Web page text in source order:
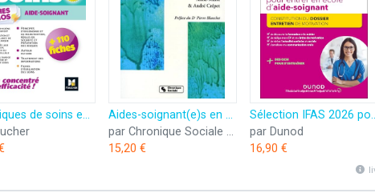
Techniques de soins en fiches mémos - DEAS Diplôme d'Etat Aide-Soignant
Aides-soignant(e)s en gériatrie
par Chronique Sociale Editions
15,20 €
Sélection IFAS 2026 pour entrer
par Dunod
16,90 €